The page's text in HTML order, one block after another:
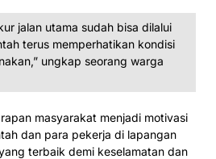
jalan utama sudah bisa dilalui
terus memperhatikan kondisi
ungkap seorang warga
masyarakat menjadi motivasi
dan para pekerja di lapangan
terbaik demi keselamatan dan